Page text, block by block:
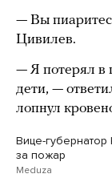
— Вы
Цивилев.
— Я потерял в
дети, —
лопнул
Вице-
за пожар
Meduza